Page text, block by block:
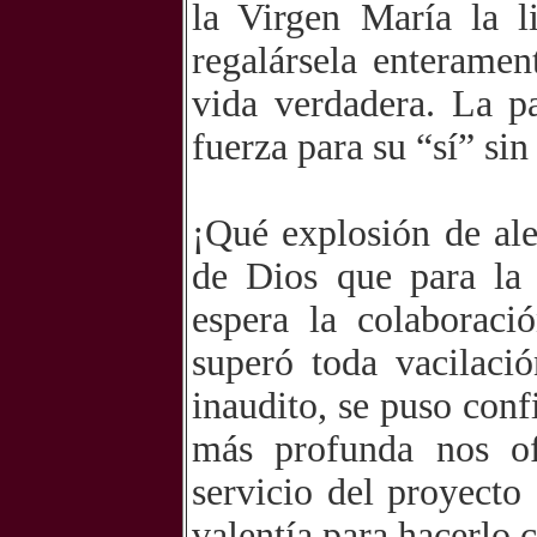
la Virgen María la
regalársela
vida verdadera. La
fuerza para su “sí”
¡Qué explosión de
de Dios que para la
espera la
superó toda
inaudito, se puso
más profunda nos
servicio del proyecto